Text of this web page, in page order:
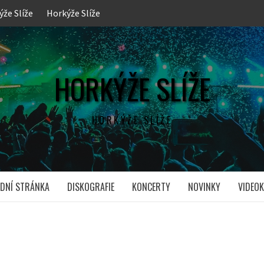
Slíže Horkýže Slíže
HORKÝŽE SLÍŽE
HORKÝŽE SLÍŽE
STRÁNKA DISKOGRAFIE KONCERTY NOVINKY